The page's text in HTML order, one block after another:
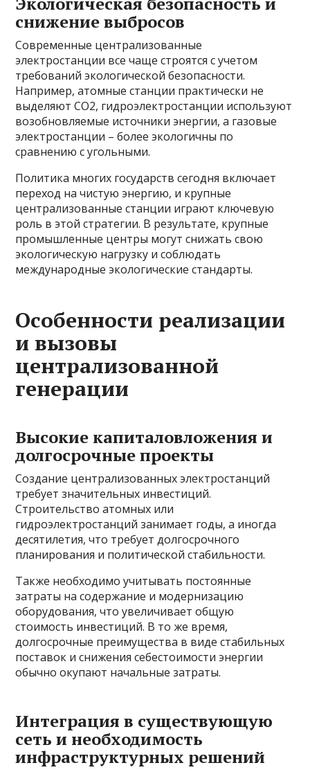
снижение выбросов
Современные централизованные
электростанции все чаще строятся с учетом
требований экологической безопасности.
Например, атомные станции практически не
выделяют СО2, гидроэлектростанции используют
возобновляемые источники энергии, а газовые
электростанции – более экологичны по
сравнению с угольными.
Политика многих государств сегодня включает
переход на чистую энергию, и крупные
централизованные станции играют ключевую
роль в этой стратегии. В результате, крупные
промышленные центры могут снижать свою
экологическую нагрузку и соблюдать
международные экологические стандарты.
Особенности реализации
и вызовы
централизованной
генерации
Высокие капиталовложения и
долгосрочные проекты
Создание централизованных электростанций
требует значительных инвестиций.
Строительство атомных или
гидроэлектростанций занимает годы, а иногда
десятилетия, что требует долгосрочного
планирования и политической стабильности.
Также необходимо учитывать постоянные
затраты на содержание и модернизацию
оборудования, что увеличивает общую
стоимость инвестиций. В то же время,
долгосрочные преимущества в виде стабильных
поставок и снижения себестоимости энергии
обычно окупают начальные затраты.
Интеграция в существующую
сеть и необходимость
инфраструктурных решений